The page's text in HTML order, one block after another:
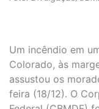
Um incêndio em
Colorado, às
assustou os
feira (18/12). O